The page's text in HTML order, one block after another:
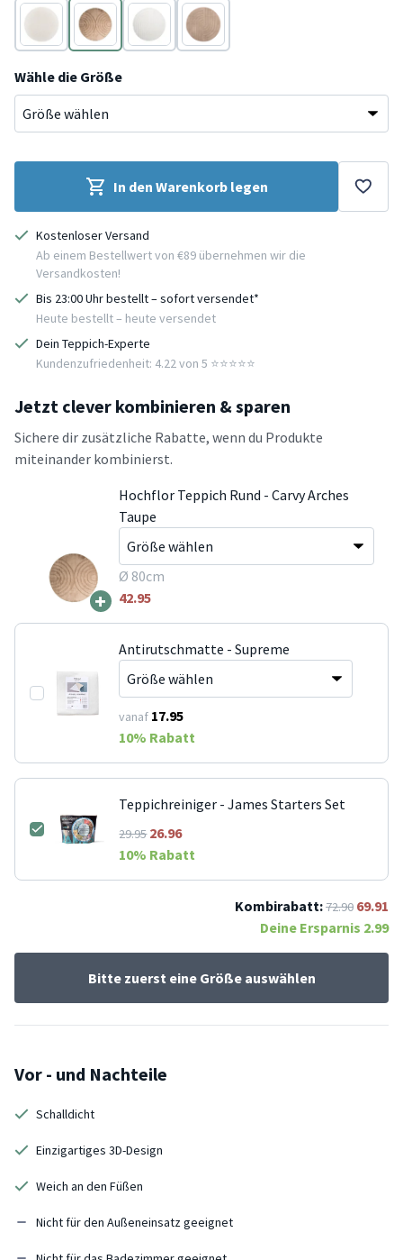
Creme Taupe Creme
Taupe
Wähle die Größe
In den Warenkorb legen
Kostenloser Versand
Ab einem Bestellwert von €89 übernehmen wir die
Versandkosten!
Bis 23:00 Uhr bestellt – sofort versendet*
Heute bestellt – heute versendet
Dein Teppich-Experte
Kundenzufriedenheit: 4.22 von 5 ⭐️⭐️⭐️⭐️⭐️
Jetzt clever kombinieren & sparen
Sichere dir zusätzliche Rabatte, wenn du Produkte
miteinander kombinierst.
+
Hochflor Teppich Rund - Carvy Arches
Taupe
Ø 80cm
42.95
Antirutschmatte - Supreme
vanaf 17.95
10% Rabatt
Teppichreiniger - James Starters Set
29.9526.96
10% Rabatt
Kombirabatt:72.90 69.91
Deine Ersparnis 2.99
Bitte zuerst eine Größe auswählen
Vor - und Nachteile
Schalldicht
Einzigartiges 3D-Design
Weich an den Füßen
Nicht für den Außeneinsatz geeignet